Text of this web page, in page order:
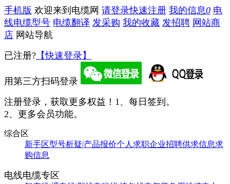
手机版 欢迎来到电缆网 请登录快速注册 我的信息0 电
线电缆型号 电缆翻译 发采购 我的收藏 发招聘 网站商
店 网站导航
已注册? 【快速登录】
用第三方扫码登录
注册登录，获取更多权益！ 1、每日签到。
2、更多会员功能。
综合区
新手区型号析疑|产品报价个人求职企业招聘供求信息求
购信息
电线电缆专区